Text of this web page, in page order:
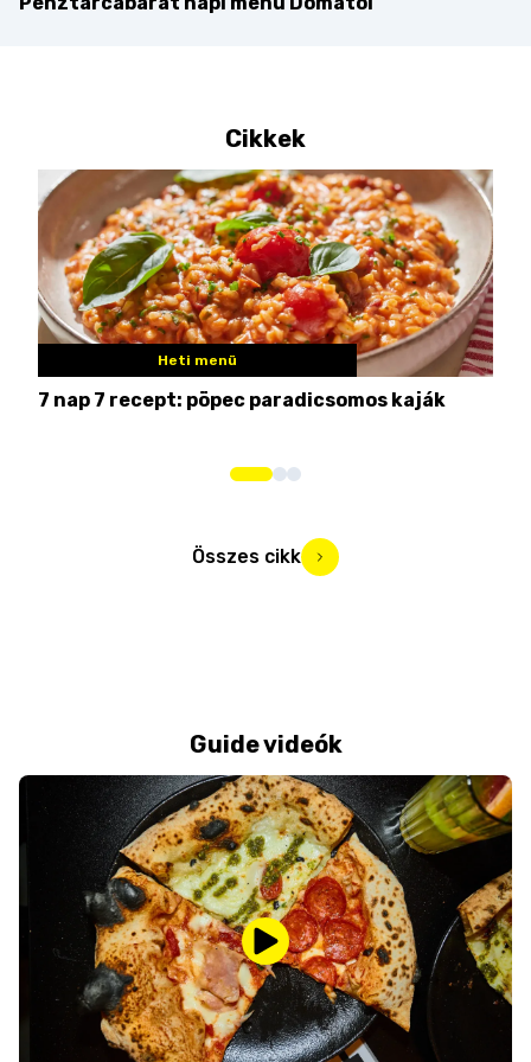
Cikkek
Heti menü
7 nap 7 recept: pöpec paradicsomos kaják
Összes cikk
Guide videók